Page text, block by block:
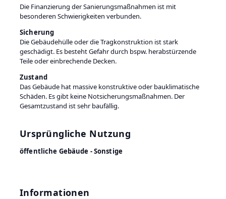
Die Finanzierung der Sanierungsmaßnahmen ist mit
besonderen Schwierigkeiten verbunden.
Sicherung
Die Gebäudehülle oder die Tragkonstruktion ist stark
geschädigt. Es besteht Gefahr durch bspw. herabstürzende
Teile oder einbrechende Decken.
Zustand
Das Gebäude hat massive konstruktive oder bauklimatische
Schäden. Es gibt keine Notsicherungsmaßnahmen. Der
Gesamtzustand ist sehr baufällig.
Ursprüngliche Nutzung
öffentliche Gebäude - Sonstige
Informationen